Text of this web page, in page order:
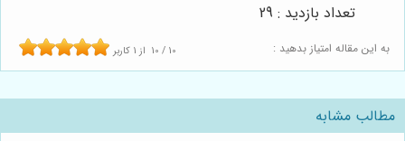
به این مقاله امتیاز بدهید : 10 / 10 از 1 کاربر
تعداد بازدید : 29
مطالب مشابه